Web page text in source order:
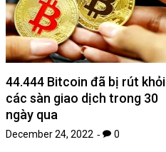
44.444 Bitcoin đã bị rút khỏi
các sàn giao dịch trong 30
ngày qua
December 24, 2022 0